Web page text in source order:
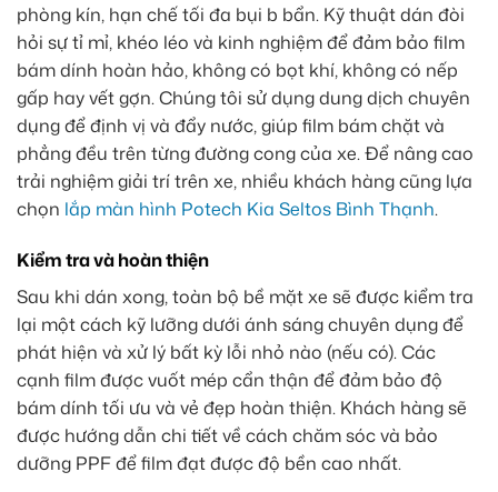
phòng kín, hạn chế tối đa bụi b bẩn. Kỹ thuật dán đòi
hỏi sự tỉ mỉ, khéo léo và kinh nghiệm để đảm bảo film
bám dính hoàn hảo, không có bọt khí, không có nếp
gấp hay vết gợn. Chúng tôi sử dụng dung dịch chuyên
dụng để định vị và đẩy nước, giúp film bám chặt và
phẳng đều trên từng đường cong của xe. Để nâng cao
trải nghiệm giải trí trên xe, nhiều khách hàng cũng lựa
chọn lắp màn hình Potech Kia Seltos Bình Thạnh.
Kiểm tra và hoàn thiện
Sau khi dán xong, toàn bộ bề mặt xe sẽ được kiểm tra
lại một cách kỹ lưỡng dưới ánh sáng chuyên dụng để
phát hiện và xử lý bất kỳ lỗi nhỏ nào (nếu có). Các
cạnh film được vuốt mép cẩn thận để đảm bảo độ
bám dính tối ưu và vẻ đẹp hoàn thiện. Khách hàng sẽ
được hướng dẫn chi tiết về cách chăm sóc và bảo
dưỡng PPF để film đạt được độ bền cao nhất.